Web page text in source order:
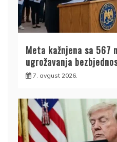
Meta kažnjena sa 567
ugrožavanja
7. avgust 2026.